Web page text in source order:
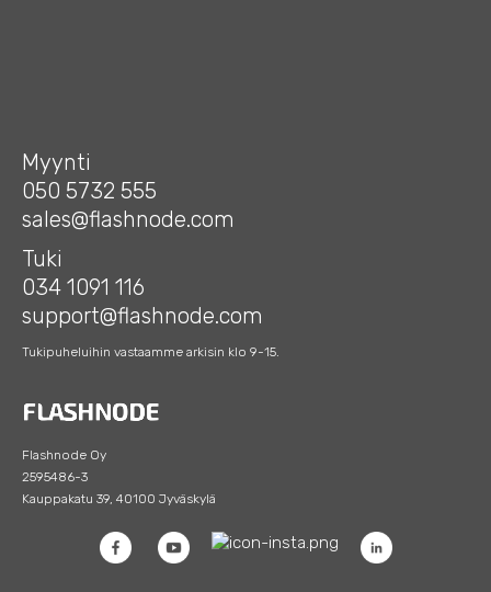
Myynti
050 5732 555
sales@flashnode.com
Tuki
034 1091 116
support@flashnode.com
Tukipuheluihin vastaamme arkisin klo 9-15.
Flashnode Oy
2595486-3
Kauppakatu 39, 40100 Jyväskylä